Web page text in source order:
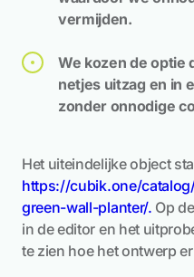
vermijden.
We kozen de optie
netjes uitzag en in
zonder onnodige
Het uiteindelijke object
https://cubik.one/
green-wall-planter/. Op
in de editor en het
te zien hoe het ontwerp